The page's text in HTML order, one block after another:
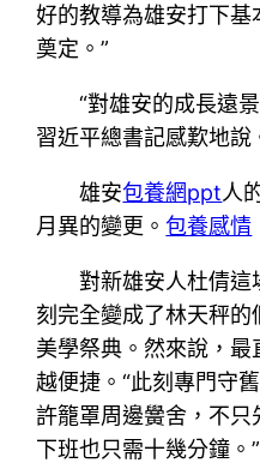
好的教導為雄安打下
奠定。”
“對雄安的成長遠
習近平總書記感歎地說
雄安包養網ppt人
月異的變更。包養感情
對新雄安人杜倩
刻完全變成了林天秤
美學祭典。然來說，
越便捷。“此刻專門守
許籠罩周邊黌舍，不只
下班也只需十幾分鐘。”